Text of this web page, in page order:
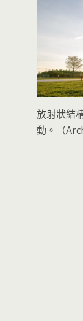
放射狀結
動。（